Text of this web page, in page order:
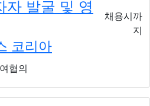
자 발굴 및 영
코리아
채용시까
지
협의